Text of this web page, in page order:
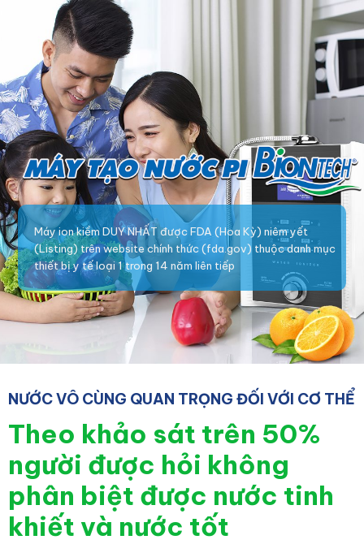
Máy ion kiềm DUY NHẤT được FDA (Hoa Kỳ) niêm yết
(Listing) trên website chính thức (fda.gov) thuộc danh mục
thiết bị y tế loại 1 trong 14 năm liên tiếp
NƯỚC VÔ CÙNG QUAN TRỌNG ĐỐI VỚI CƠ THỂ
Theo khảo sát trên 50%
người được hỏi không
phân biệt được nước tinh
khiết và nước tốt